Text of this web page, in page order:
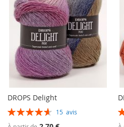
DROPS Delight
Évaluation:
15 avis